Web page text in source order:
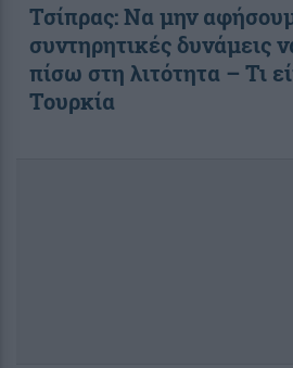
Τσίπρας: Να μην
συντηρητικές δυνάμεις
πίσω στη λιτότητα – Τι
Τουρκία